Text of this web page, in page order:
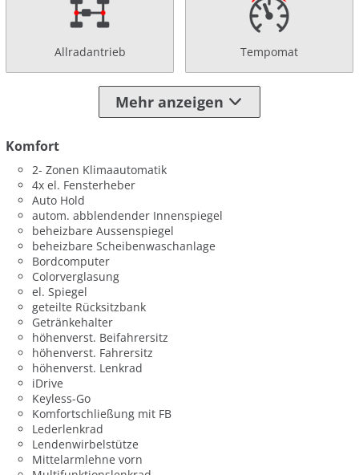
Allradantrieb Tempomat
Mehr anzeigen
Komfort
2- Zonen Klimaautomatik
4x el. Fensterheber
Auto Hold
autom. abblendender Innenspiegel
beheizbare Aussenspiegel
beheizbare Scheibenwaschanlage
Bordcomputer
Colorverglasung
el. Spiegel
geteilte Rücksitzbank
Getränkehalter
höhenverst. Beifahrersitz
höhenverst. Fahrersitz
höhenverst. Lenkrad
iDrive
Keyless-Go
Komfortschließung mit FB
Lederlenkrad
Lendenwirbelstütze
Mittelarmlehne vorn